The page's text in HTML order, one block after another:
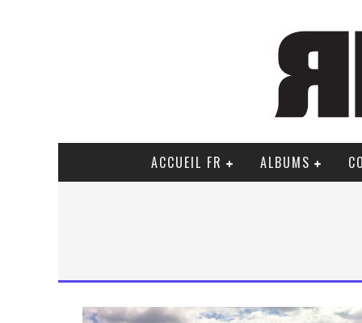
ACCUEIL FR ALBUMS